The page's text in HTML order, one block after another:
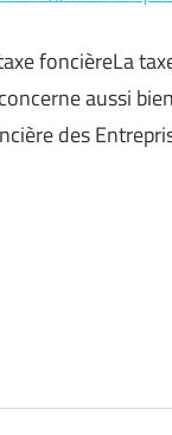
foncièreLa
aussi
des